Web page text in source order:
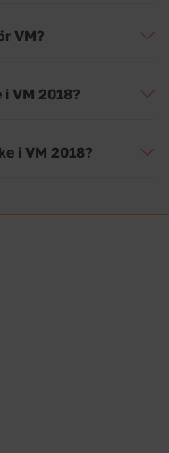
VM?
VM 2018?
i VM 2018?